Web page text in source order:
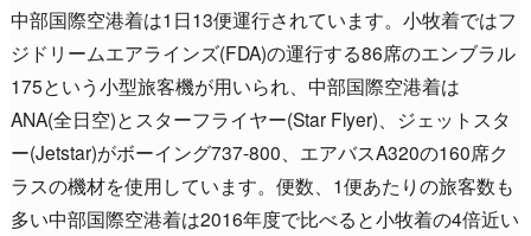
中部国際空港着は1日13便運行されています。小牧着ではフ
ジドリームエアラインズ(FDA)の運行する86席のエンブラル
175という小型旅客機が用いられ、中部国際空港着は
ANA(全日空)とスターフライヤー(Star Flyer)、ジェットスタ
ー(Jetstar)がボーイング737-800、エアバスA320の160席ク
ラスの機材を使用しています。便数、1便あたりの旅客数も
多い中部国際空港着は2016年度で比べると小牧着の4倍近い